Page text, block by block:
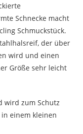
Schnecke macht
Schmuckstück.
der über
wird und einen
Größe sehr leicht
wird zum Schutz
einem kleinen